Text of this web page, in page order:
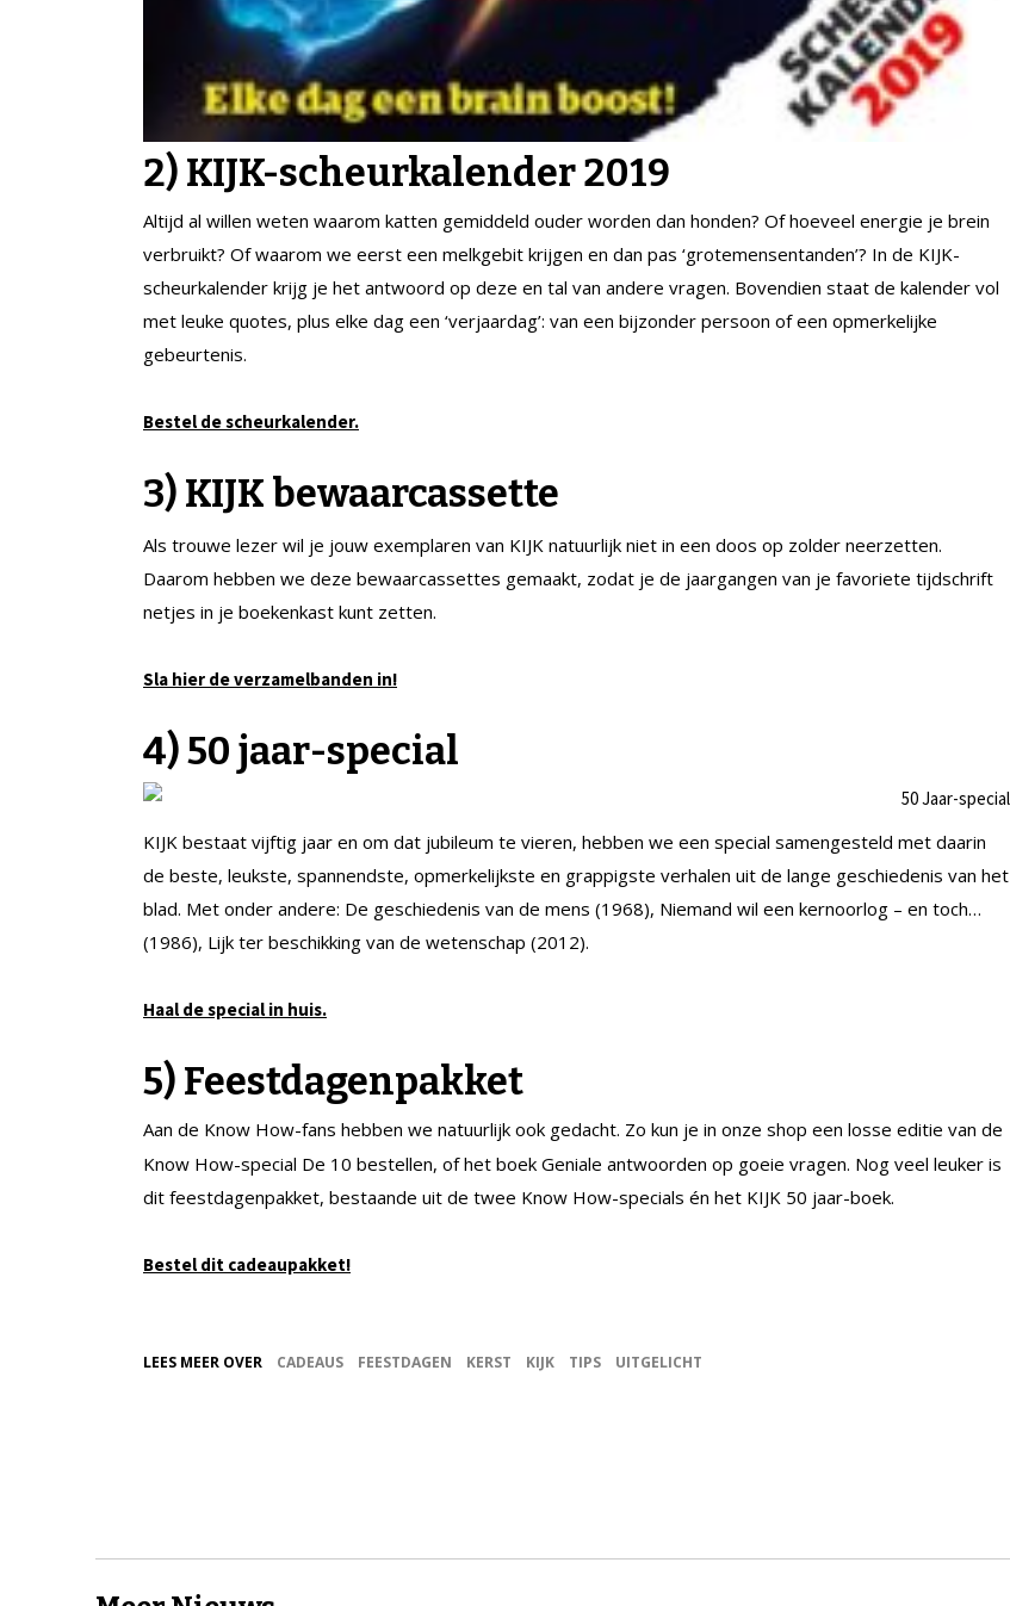
2) KIJK-scheurkalender 2019
Altijd al willen weten waarom katten gemiddeld ouder worden dan honden? Of hoeveel energie je brein
verbruikt? Of waarom we eerst een melkgebit krijgen en dan pas ‘grotemensentanden’? In de KIJK-
scheurkalender krijg je het antwoord op deze en tal van andere vragen. Bovendien staat de kalender vol
met leuke quotes, plus elke dag een ‘verjaardag’: van een bijzonder persoon of een opmerkelijke
gebeurtenis.
Bestel de scheurkalender.
3) KIJK bewaarcassette
Als trouwe lezer wil je jouw exemplaren van KIJK natuurlijk niet in een doos op zolder neerzetten.
Daarom hebben we deze bewaarcassettes gemaakt, zodat je de jaargangen van je favoriete tijdschrift
netjes in je boekenkast kunt zetten.
Sla hier de verzamelbanden in!
4) 50 jaar-special
KIJK bestaat vijftig jaar en om dat jubileum te vieren, hebben we een special samengesteld met daarin
de beste, leukste, spannendste, opmerkelijkste en grappigste verhalen uit de lange geschiedenis van het
blad. Met onder andere: De geschiedenis van de mens (1968), Niemand wil een kernoorlog – en toch…
(1986), Lijk ter beschikking van de wetenschap (2012).
Haal de special in huis.
5) Feestdagenpakket
Aan de Know How-fans hebben we natuurlijk ook gedacht. Zo kun je in onze shop een losse editie van de
Know How-special De 10 bestellen, of het boek Geniale antwoorden op goeie vragen. Nog veel leuker is
dit feestdagenpakket, bestaande uit de twee Know How-specials én het KIJK 50 jaar-boek.
Bestel dit cadeaupakket!
LEES MEER OVER CADEAUS FEESTDAGEN KERST KIJK TIPS UITGELICHT